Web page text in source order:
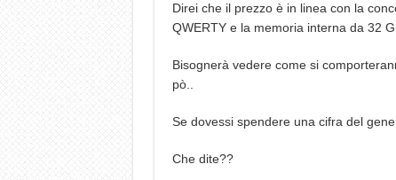
Direi che il prezzo è in linea con la
QWERTY e la memoria interna da 32
Bisognerà vedere come si
pò..
Se dovessi spendere una cifra del
Che dite??